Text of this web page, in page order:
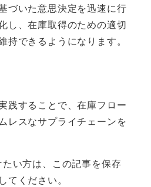
づいた意思決定を迅速に行
し、在庫取得のための適切
持できるようになります。
践することで、在庫フロー
レスなサプライチェーンを
い方は、この記事を保存
てください。